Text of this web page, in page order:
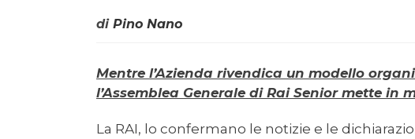
diPino Nano
Mentre l’Azienda rivendica un modello
l’Assemblea Generale di Rai Senior mette in
La RAI, lo confermano le notizie e le